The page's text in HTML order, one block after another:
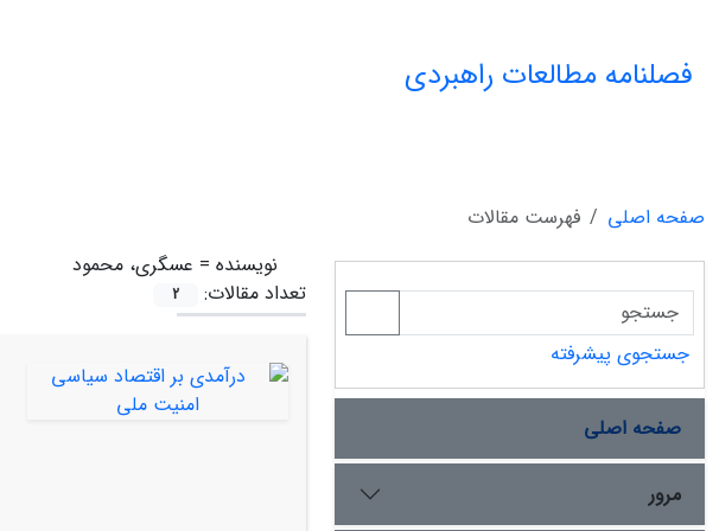
فصلنامه مطالعات راهبردی
صفحه اصلی
فهرست مقالات
نویسنده = عسگری، محمود
تعداد مقالات:
2
جستجوی پیشرفته
صفحه اصلی
مرور